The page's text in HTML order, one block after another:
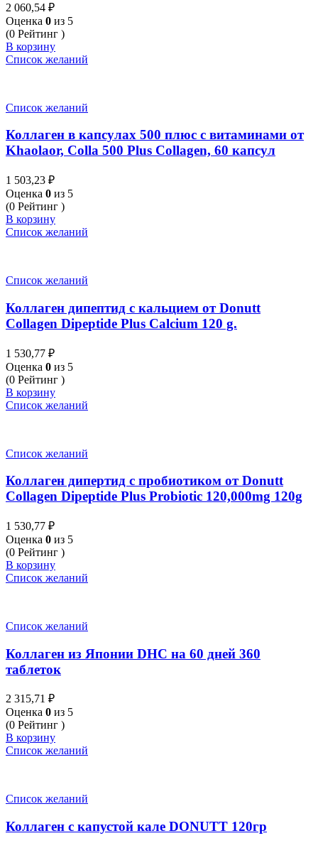
2 060,54 ₽
Оценка 0 из 5
(0 Рейтинг )
В корзину
Список желаний
Список желаний
Коллаген в капсулах 500 плюс с витаминами от
Khaolaor, Colla 500 Plus Collagen, 60 капсул
1 503,23 ₽
Оценка 0 из 5
(0 Рейтинг )
В корзину
Список желаний
Список желаний
Коллаген дипептид с кальцием от Donutt
Collagen Dipeptide Plus Calcium 120 g.
1 530,77 ₽
Оценка 0 из 5
(0 Рейтинг )
В корзину
Список желаний
Список желаний
Коллаген дипертид с пробиотиком от Donutt
Collagen Dipeptide Plus Probiotic 120,000mg 120g
1 530,77 ₽
Оценка 0 из 5
(0 Рейтинг )
В корзину
Список желаний
Список желаний
Коллаген из Японии DHC на 60 дней 360
таблеток
2 315,71 ₽
Оценка 0 из 5
(0 Рейтинг )
В корзину
Список желаний
Список желаний
Коллаген с капустой кале DONUTT 120гр